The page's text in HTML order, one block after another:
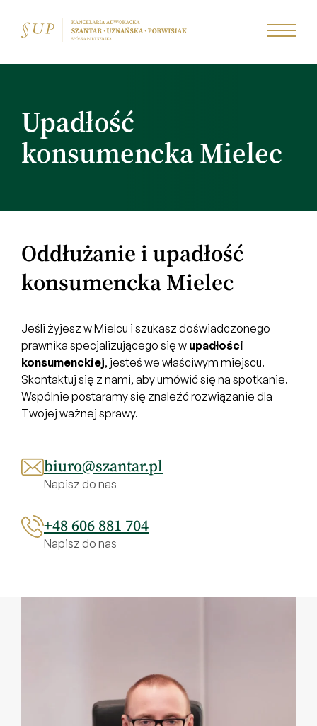
Upadłość
konsumencka Mielec
Oddłużanie i upadłość
konsumencka Mielec
Jeśli żyjesz w Mielcu i szukasz doświadczonego
prawnika specjalizującego się w upadłości
konsumenckiej, jesteś we właściwym miejscu.
Skontaktuj się z nami, aby umówić się na spotkanie.
Wspólnie postaramy się znaleźć rozwiązanie dla
Twojej ważnej sprawy.
biuro@szantar.pl
Napisz do nas
+48 606 881 704
Napisz do nas